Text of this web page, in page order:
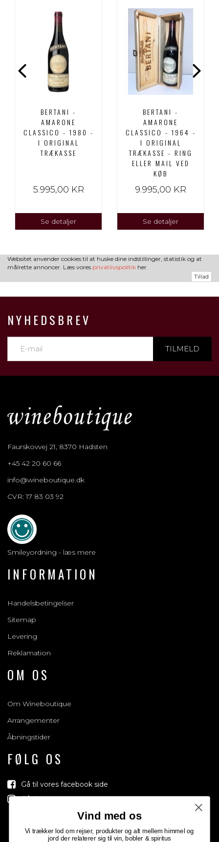
BERTANI -
AMARONE
CLASSICO - 1980 -
I ORIGINAL
TRÆKASSE
5.995,00 KR
Se detaljer
BERTANI -
AMARONE
CLASSICO - 1964 -
I ORIGINAL
TRÆKASSE - RING
ELLER MAIL VED
KØB
9.995,00 KR
Se detaljer
Websitet anvender cookies til at huske dine indstillinger, statistik og at
målrette annoncer. Læs vores privatlivspolitik her.
Tillad
Vind med os
Vi trækker lod om rejser, produkter og alt mellem himmel og
jord der relaterer sig til vin, bobler & spiritus
NYHEDSBREV
TILMELD
Faurskovvej 21, 8370 Hadsten
+45 42 20 60 66
info@wineboutique.dk
CVR: 17 83 03 92
Smileyordning - læs mere
INFORMATION
Handelsbetingelser
Sitemap
Levering
Reklamation
OM OS
Om Wineboutique
Arrangementer
Åbningstider
FØLG OS
Gå til vores facebook side
Gå til vores Instagram side